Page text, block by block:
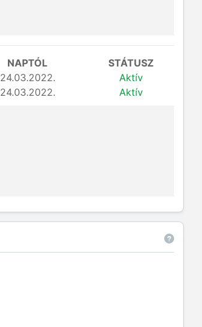
NAPTÓL
STÁTUSZ
24.03.2022.
Aktív
24.03.2022. Aktív